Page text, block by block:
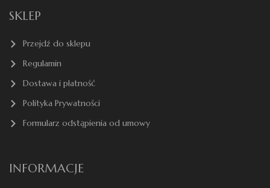
SKLEP
Przejdź do sklepu
Regulamin
Dostawa i płatność
Polityka Prywatności
Formularz odstąpienia od umowy
INFORMACJE